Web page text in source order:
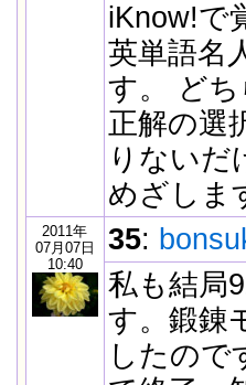
iKnow!で
英単語名
す。 ど
正解の選
りないだ
めざしま
2011年
07月07日
10:40
35:
私も結局
す。鍛錬
したので